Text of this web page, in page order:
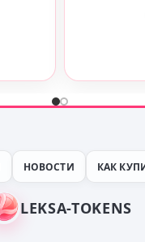
НОВОСТИ КАК